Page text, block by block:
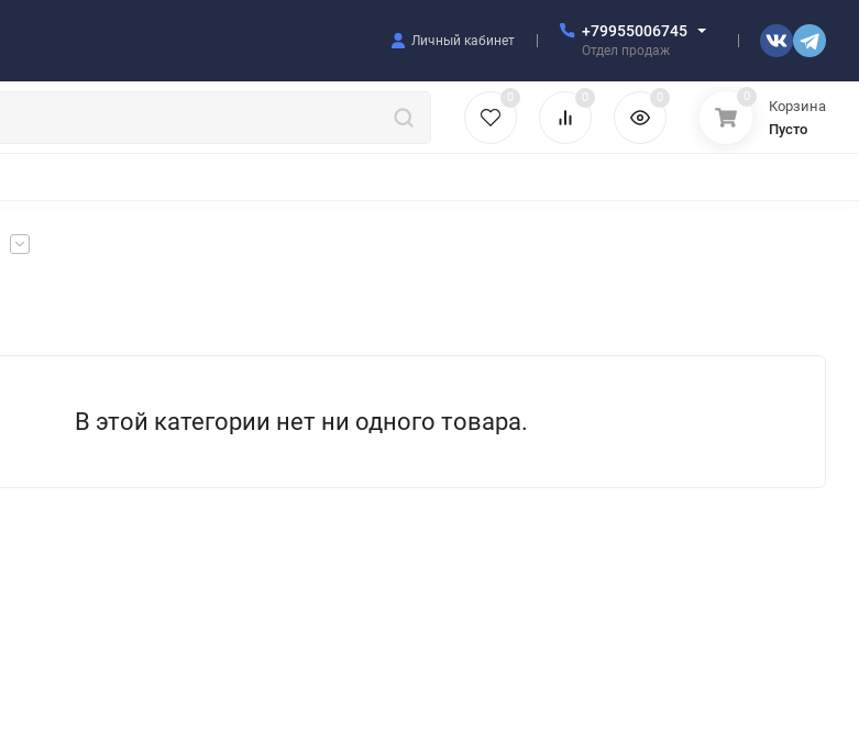
Личный кабинет
+79955006745
Отдел продаж
0 0 0 0
Корзина
Пусто
В этой категории нет ни одного товара.